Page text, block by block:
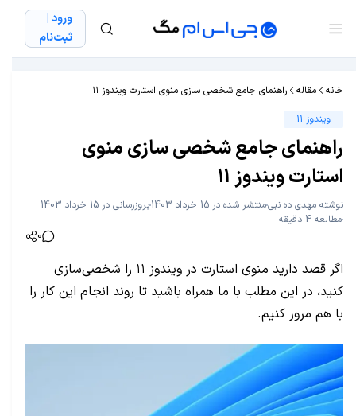
ورود |
ثبت‌نام
خانه مقاله
راهنمای جامع شخصی سازی منوی استارت ویندوز ۱۱
ویندوز 11
راهنمای جامع شخصی سازی منوی
استارت ویندوز ۱۱
نوشته مهدی ده نبیمنتشر شده در 15 خرداد 1403
بروزرسانی در 15 خرداد 1403
مطالعه 4 دقیقه
0
اگر قصد دارید منوی استارت در ویندوز ۱۱ را شخصی‌سازی
کنید، در این مطلب با ما همراه باشید تا روند انجام این کار را
با هم مرور کنیم.